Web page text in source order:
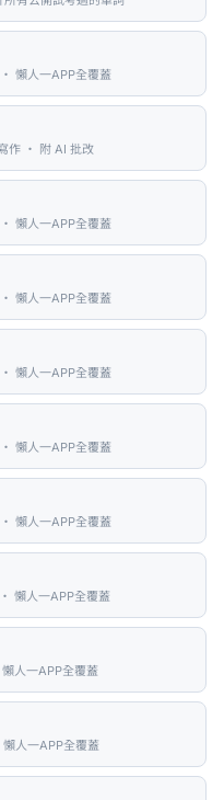
懶人一APP全覆蓋
作 ・ 附 AI 批改
懶人一APP全覆蓋
懶人一APP全覆蓋
懶人一APP全覆蓋
懶人一APP全覆蓋
懶人一APP全覆蓋
懶人一APP全覆蓋
人一APP全覆蓋
人一APP全覆蓋